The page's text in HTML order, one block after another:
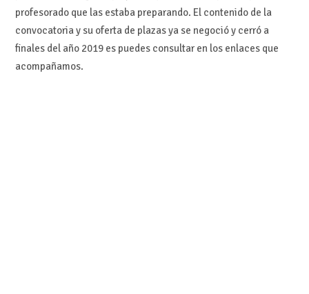
profesorado que las estaba preparando. El contenido de la
convocatoria y su oferta de plazas ya se negoció y cerró a
finales del año 2019 es puedes consultar en los enlaces que
acompañamos.